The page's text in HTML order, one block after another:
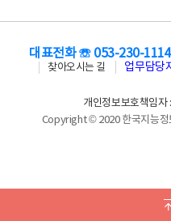
대표전화 ☏ 053-230-1114
찾아오시는 길
업무담당
개인정보보호책임자
Copyright © 2020 한국지능